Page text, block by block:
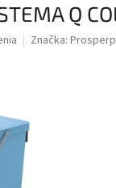
Q
Značka: